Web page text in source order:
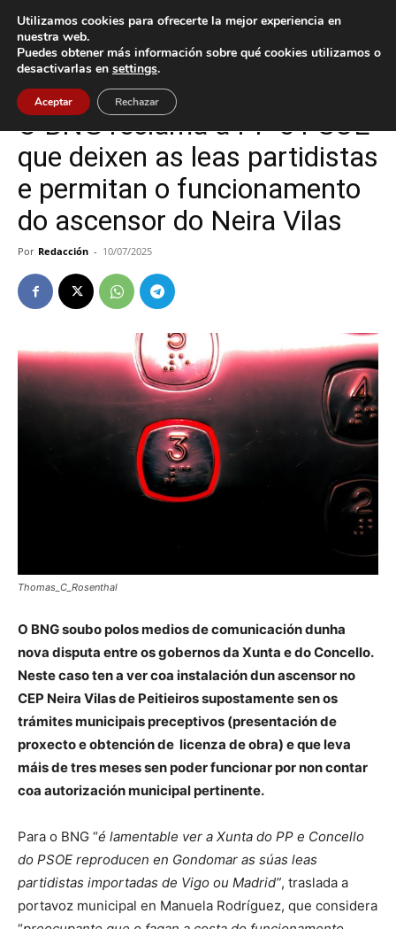
Inicio Gondomar
Gondomar Política
O BNG reclama a PP e PSOE
que deixen as leas partidistas
e permitan o funcionamento
do ascensor do Neira Vilas
Por Redacción - 10/07/2025
Thomas_C_Rosenthal
O BNG soubo polos medios de comunicación dunha
nova disputa entre os gobernos da Xunta e do Concello.
Neste caso ten a ver coa instalación dun ascensor no
CEP Neira Vilas de Peitieiros supostamente sen os
trámites municipais preceptivos (presentación de
proxecto e obtención de licenza de obra) e que leva
máis de tres meses sen poder funcionar por non contar
coa autorización municipal pertinente.
Para o BNG “é lamentable ver a Xunta do PP e Concello
do PSOE reproducen en Gondomar as súas leas
partidistas importadas de Vigo ou Madrid”, traslada a
portavoz municipal en Manuela Rodríguez, que considera
Utilizamos cookies para ofrecerte la mejor experiencia en
nuestra web.
Puedes obtener más información sobre qué cookies utilizamos o
desactivarlas en settings.
Aceptar Rechazar